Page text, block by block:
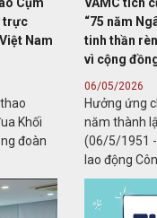
trực
Nam
Khối
đoàn
“75 năm
tinh thần
vì cộng
06/05/2026
Hưởng ứng
năm thành
(06/5/1951
lao động